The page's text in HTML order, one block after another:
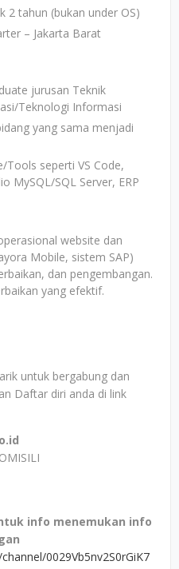
2 tahun (bukan under OS)
– Jakarta Barat
jurusan Teknik
Teknologi Informasi
yang sama menjadi
Tools seperti VS Code,
MySQL/SQL Server, ERP
website dan
Mobile, sistem SAP)
dan pengembangan.
yang efektif.
untuk bergabung dan
Daftar diri anda di link
info menemukan info
0029Vb5nv2S0rGiK7